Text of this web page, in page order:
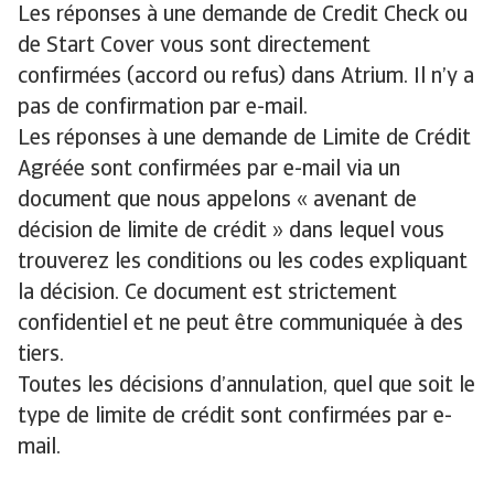
Les réponses à une demande de Credit Check ou
de Start Cover vous sont directement
confirmées (accord ou refus) dans Atrium. Il n’y a
pas de confirmation par e-mail.
Les réponses à une demande de Limite de Crédit
Agréée sont confirmées par e-mail via un
document que nous appelons « avenant de
décision de limite de crédit » dans lequel vous
trouverez les conditions ou les codes expliquant
la décision. Ce document est strictement
confidentiel et ne peut être communiquée à des
tiers.
Toutes les décisions d’annulation, quel que soit le
type de limite de crédit sont confirmées par e-
mail.